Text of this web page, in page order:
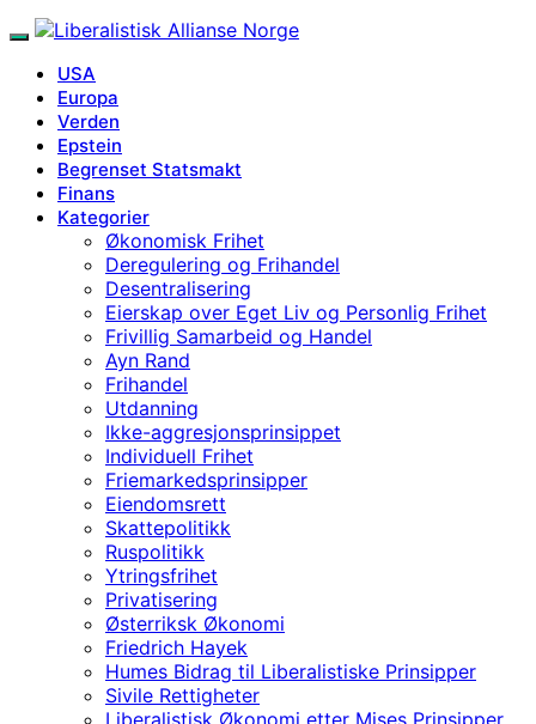
USA
Europa
Verden
Epstein
Begrenset Statsmakt
Finans
Kategorier
Økonomisk Frihet
Deregulering og Frihandel
Desentralisering
Eierskap over Eget Liv og Personlig Frihet
Frivillig Samarbeid og Handel
Ayn Rand
Frihandel
Utdanning
Ikke-aggresjonsprinsippet
Individuell Frihet
Friemarkedsprinsipper
Eiendomsrett
Skattepolitikk
Ruspolitikk
Ytringsfrihet
Privatisering
Østerriksk Økonomi
Friedrich Hayek
Humes Bidrag til Liberalistiske Prinsipper
Sivile Rettigheter
Liberalistisk Økonomi etter Mises Prinsipper